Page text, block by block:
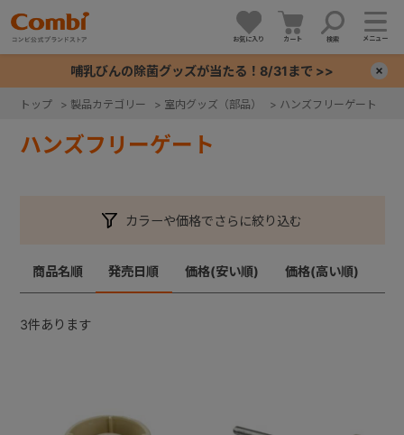
お気に入り カート 検索 メニュー
哺乳びんの除菌グッズが当たる！8/31まで >>
トップ > 製品カテゴリー > 室内グッズ（部品） > ハンズフリーゲート
ハンズフリーゲート
カラーや価格でさらに絞り込む
商品名順 発売日順 価格(安い順) 価格(高い順)
3件あります